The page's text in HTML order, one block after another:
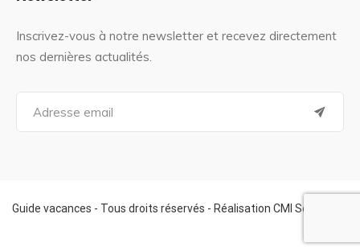
Inscrivez-vous à notre newsletter et recevez directement
nos dernières actualités.
a
f
o
Guide vacances - Tous droits réservés - Réalisation CMI Services